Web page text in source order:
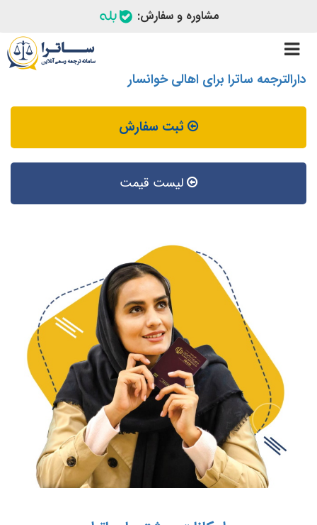
مشاوره و سفارش:
Toggle
navigation
دارالترجمه ساترا برای اهالی خوانسار
ثبت سفارش
لیست قیمت